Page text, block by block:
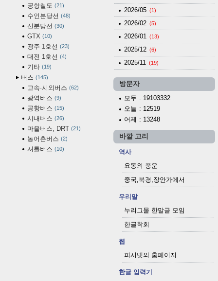
공항철도 21
수인분당선 48
신분당선 30
GTX 10
광주 1호선 23
대전 1호선 4
기타 19
버스 145
고속·시외버스 62
광역버스 9
공항버스 15
시내버스 26
마을버스, DRT 21
농어촌버스 2
셔틀버스 10
2026/05 (1)
2026/02 (5)
2026/01 (13)
2025/12 (6)
2025/11 (19)
방문자
모두 : 19103332
오늘 : 12519
어제 : 13248
바깥 고리
역사
요동의 풍운
중국,북경,장안가에서
우리말
누리그물 한말글 모임
한글학회
웹
피시넷의 홈페이지
한글 입력기